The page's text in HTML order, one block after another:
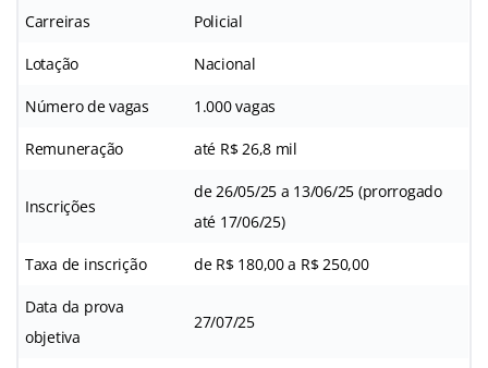
Carreiras Policial
Lotação Nacional
Número de vagas 1.000 vagas
Remuneração até R$ 26,8 mil
Inscrições
de 26/05/25 a 13/06/25 (prorrogado
até 17/06/25)
Taxa de inscrição de R$ 180,00 a R$ 250,00
Data da prova
objetiva
27/07/25